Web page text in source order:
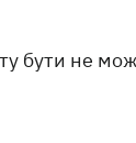
бути не